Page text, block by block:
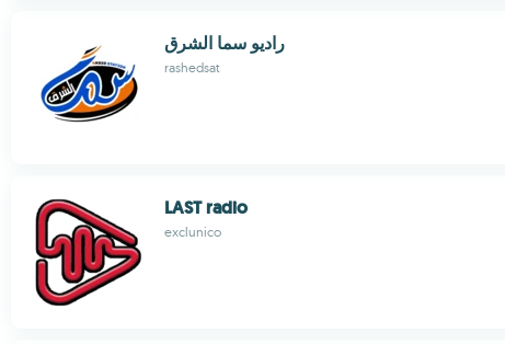
راديو سما الشرق
rashedsat
LAST radio
exclunico